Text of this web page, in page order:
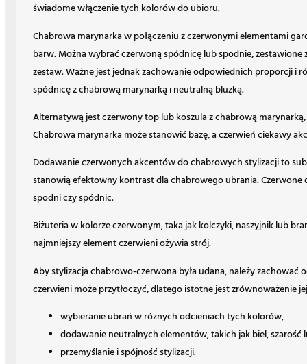
świadome włączenie tych kolorów do ubioru.
Chabrowa marynarka w połączeniu z czerwonymi elementami
barw. Można wybrać czerwoną spódnicę lub spodnie,
zestaw. Ważne jest jednak zachowanie odpowiednich proporcji i
spódnicę z chabrową marynarką i neutralną bluzką.
Alternatywą jest czerwony top lub koszula z chabrową
Chabrowa marynarka może stanowić bazę, a czerwień ciekawy
Dodawanie czerwonych akcentów do chabrowych stylizacji to
stanowią efektowny kontrast dla chabrowego ubrania.
spodni czy spódnic.
Biżuteria w kolorze czerwonym, taka jak kolczyki, naszyjnik lub
najmniejszy element czerwieni ożywia strój.
Aby stylizacja chabrowo-czerwona była udana, należy
czerwieni może przytłoczyć, dlatego istotne jest zrównoważenie
wybieranie ubrań w różnych odcieniach tych kolorów,
dodawanie neutralnych elementów, takich jak biel, szarość
przemyślanie i spójność stylizacji.